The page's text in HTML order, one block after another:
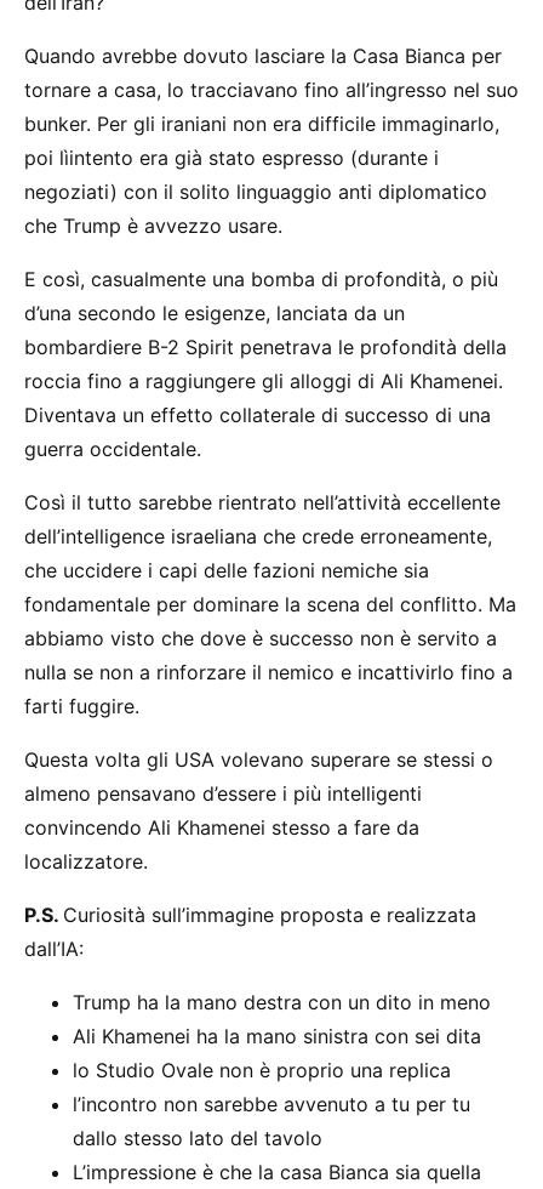
Quando avrebbe dovuto lasciare la Casa Bianca per
tornare a casa, lo tracciavano fino all’ingresso nel suo
bunker. Per gli iraniani non era difficile immaginarlo,
poi lìintento era già stato espresso (durante i
negoziati) con il solito linguaggio anti diplomatico
che Trump è avvezzo usare.
E così, casualmente una bomba di profondità, o più
d’una secondo le esigenze, lanciata da un
bombardiere B-2 Spirit penetrava le profondità della
roccia fino a raggiungere gli alloggi di Ali Khamenei.
Diventava un effetto collaterale di successo di una
guerra occidentale.
Così il tutto sarebbe rientrato nell’attività eccellente
dell’intelligence israeliana che crede erroneamente,
che uccidere i capi delle fazioni nemiche sia
fondamentale per dominare la scena del conflitto. Ma
abbiamo visto che dove è successo non è servito a
nulla se non a rinforzare il nemico e incattivirlo fino a
farti fuggire.
Questa volta gli USA volevano superare se stessi o
almeno pensavano d’essere i più intelligenti
convincendo Ali Khamenei stesso a fare da
localizzatore.
P.S. Curiosità sull’immagine proposta e realizzata
dall’IA:
Trump ha la mano destra con un dito in meno
Ali Khamenei ha la mano sinistra con sei dita
lo Studio Ovale non è proprio una replica
l’incontro non sarebbe avvenuto a tu per tu
dallo stesso lato del tavolo
L’impressione è che la casa Bianca sia quella